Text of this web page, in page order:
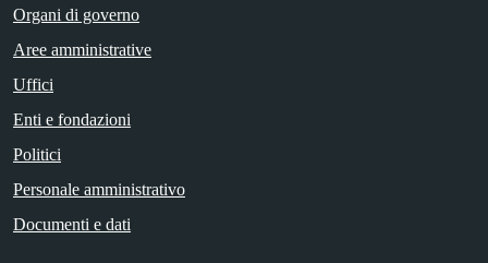
Organi di governo
Aree amministrative
Uffici
Enti e fondazioni
Politici
Personale amministrativo
Documenti e dati